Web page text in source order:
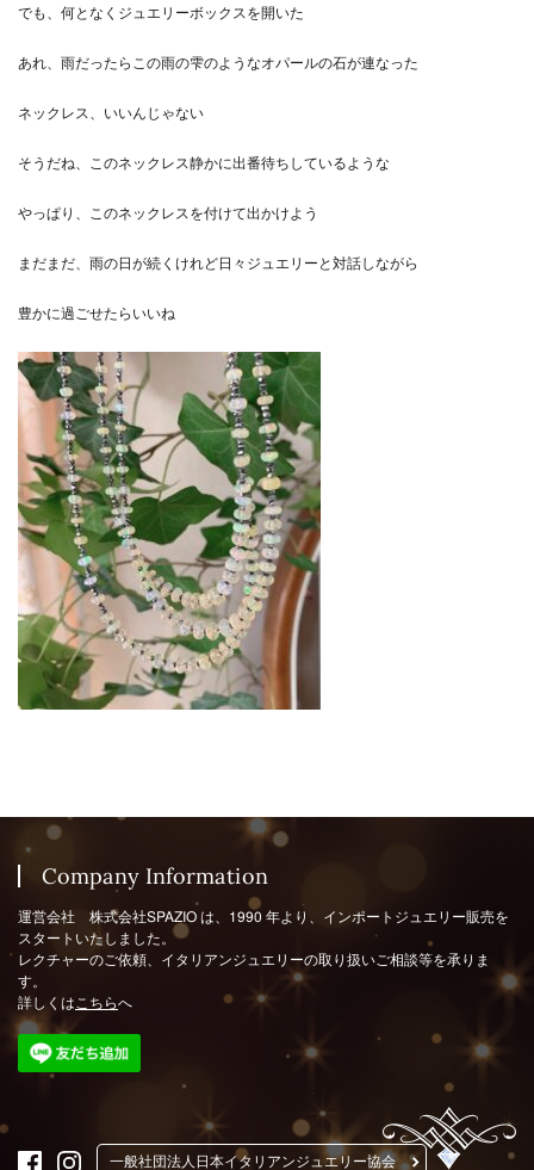
でも、何となくジュエリーボックスを開いた
あれ、雨だったらこの雨の雫のようなオパールの石が連なった
ネックレス、いいんじゃない
そうだね、このネックレス静かに出番待ちしているような
やっぱり、このネックレスを付けて出かけよう
まだまだ、雨の日が続くけれど日々ジュエリーと対話しながら
豊かに過ごせたらいいね
Company Information
運営会社 株式会社SPAZIO は、1990 年より、インポートジュエリー販売を
スタートいたしました。
レクチャーのご依頼、イタリアンジュエリーの取り扱いご相談等を承りま
す。
詳しくは こちらへ
一般社団法人日本イタリアンジュエリー協会